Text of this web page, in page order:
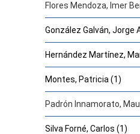
Flores Mendoza, Imer
González Galván, Jorge
Hernández Martínez,
Montes, Patricia (1)
Padrón Innamorato,
Silva Forné, Carlos (1)